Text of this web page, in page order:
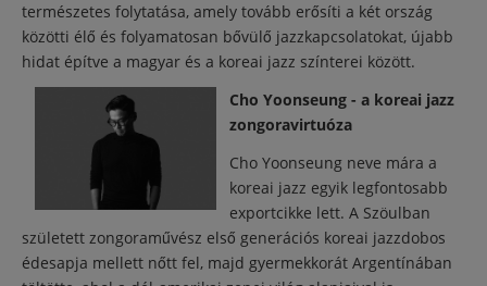
természetes folytatása, amely tovább erősíti a két ország
közötti élő és folyamatosan bővülő jazzkapcsolatokat, újabb
hidat építve a magyar és a koreai jazz színterei között.
Cho Yoonseung - a koreai jazz
zongoravirtuóza
Cho Yoonseung neve mára a
koreai jazz egyik legfontosabb
exportcikke lett. A Szöulban
született zongoraművész első generációs koreai jazzdobos
édesapja mellett nőtt fel, majd gyermekkorát Argentínában